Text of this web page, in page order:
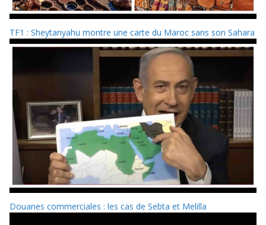
TF1 : Sheytanyahu montre une carte du Maroc sans son Sahara
Douanes commerciales : les cas de Sebta et Melilla